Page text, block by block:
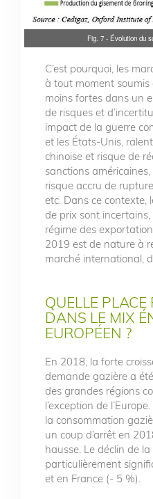
Fig. 7 - Évolution du
C’est pourquoi, les
à tout moment soumis
moins fortes dans un
de risques et
impact de la guerre
et les États-Unis,
chinoise et risque de
sanctions
risque accru de
etc. Dans ce contexte,
de prix sont
régime des
2019 est de nature à
marché international,
QUELLE
DANS LE MIX
EUROPÉEN ?
En 2018, la forte
demande gazière a
des grandes régions
l’exception de
la consommation
un coup d’arrêt en
hausse. Le déclin de
particulièrement
et en France (- 5 %).